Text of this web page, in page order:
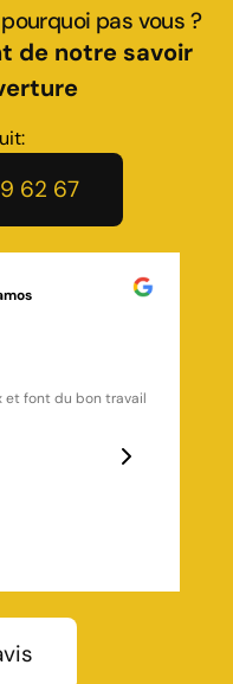
pas vous ?
de notre savoir
62 67
merci pour votre